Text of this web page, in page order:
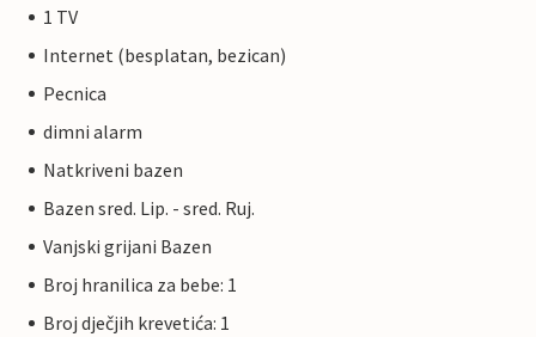
1 TV
Internet (besplatan, bezican)
Pecnica
dimni alarm
Natkriveni bazen
Bazen sred. Lip. - sred. Ruj.
Vanjski grijani Bazen
Broj hranilica za bebe: 1
Broj dječjih krevetića: 1